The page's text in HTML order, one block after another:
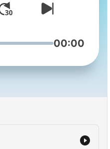
00:00